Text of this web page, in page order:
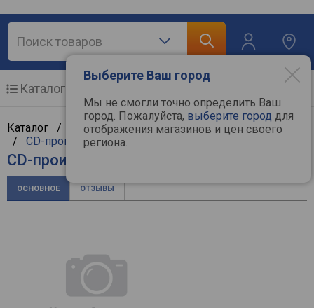
Выберите Ваш город
Мы не смогли точно определить Ваш
город. Пожалуйста, выберите город для
отображения магазинов и цен своего
региона.
Каталог
Каталог / Аудиотехника/Hi-Fi и Hi-End компоненты
/ CD-проигрыватели
CD-проигрыватель Denon DCD-3000NE
ОСНОВНОЕ ОТЗЫВЫ